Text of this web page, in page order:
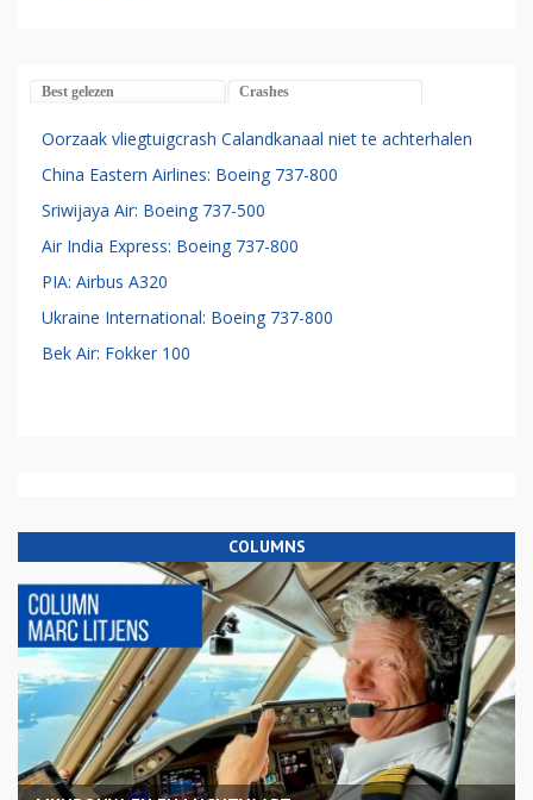
Best gelezen Crashes
Oorzaak vliegtuigcrash Calandkanaal niet te achterhalen
China Eastern Airlines: Boeing 737-800
Sriwijaya Air: Boeing 737-500
Air India Express: Boeing 737-800
PIA: Airbus A320
Ukraine International: Boeing 737-800
Bek Air: Fokker 100
COLUMNS